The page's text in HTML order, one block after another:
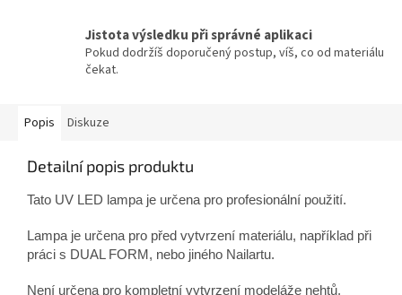
Jistota výsledku při správné aplikaci
Pokud dodržíš doporučený postup, víš, co od materiálu
čekat.
Popis Diskuze
Detailní popis produktu
Tato UV LED lampa je určena pro profesionální použití.
Lampa je určena pro před vytvrzení materiálu, například při
práci s DUAL FORM, nebo jiného Nailartu.
Není určena pro kompletní vytvrzení modeláže nehtů.